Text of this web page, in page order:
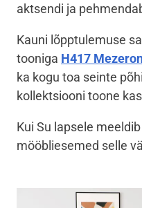
aktsendi ja
Kauni lõpptulemuse
tooniga H417
ka kogu toa seinte
kollektsiooni toone
Kui Su lapsele
mööbliesemed selle